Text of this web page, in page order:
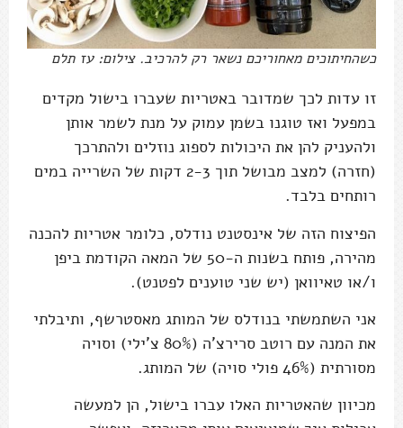
כשהחיתוכים מאחוריכם נשאר רק להרכיב. צילום: עז תלם
זו עדות לכך שמדובר באטריות שעברו בישול מקדים
במפעל ואז טוגנו בשמן עמוק על מנת לשמר אותן
ולהעניק להן את היכולות לספוג נוזלים ולהתרכך
(חזרה) למצב מבושל תוך 2-3 דקות של השרייה במים
רותחים בלבד.
הפיצוח הזה של אינסטנט נודלס, כלומר אטריות להכנה
מהירה, פותח בשנות ה-50 של המאה הקודמת ביפן
ו/או טאיוואן (יש שני טוענים לפטנט).
אני השתמשתי בנודלס של המותג מאסטרשף, ותיבלתי
את המנה עם רוטב סרירצ'ה (80% צ'ילי) וסויה
מסורתית (46% פולי סויה) של המותג.
מכיוון שהאטריות האלו עברו בישול, הן למעשה